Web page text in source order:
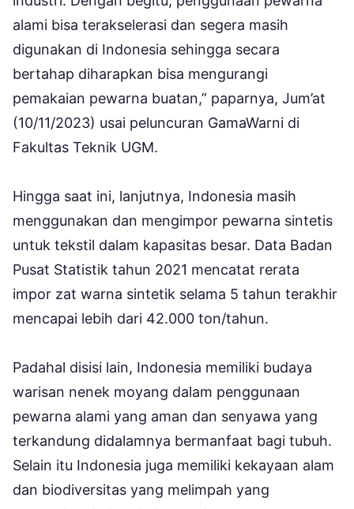
alami bisa terakselerasi dan segera masih
digunakan di Indonesia sehingga secara
bertahap diharapkan bisa mengurangi
pemakaian pewarna buatan,” paparnya, Jum’at
(10/11/2023) usai peluncuran GamaWarni di
Fakultas Teknik UGM.
Hingga saat ini, lanjutnya, Indonesia masih
menggunakan dan mengimpor pewarna sintetis
untuk tekstil dalam kapasitas besar. Data Badan
Pusat Statistik tahun 2021 mencatat rerata
impor zat warna sintetik selama 5 tahun terakhir
mencapai lebih dari 42.000 ton/tahun.
Padahal disisi lain, Indonesia memiliki budaya
warisan nenek moyang dalam penggunaan
pewarna alami yang aman dan senyawa yang
terkandung didalamnya bermanfaat bagi tubuh.
Selain itu Indonesia juga memiliki kekayaan alam
dan biodiversitas yang melimpah yang